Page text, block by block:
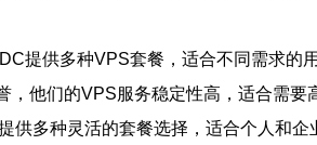
提供多种VPS套餐，适合不同需求的
他们的VPS服务稳定性高，适合需要
多种灵活的套餐选择，适合个人和企